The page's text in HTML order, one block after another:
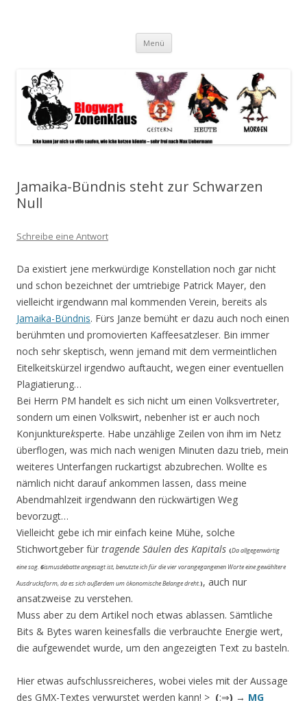
spiegeln im wesentlichen den Gesundheitszustand dieser unserer
Menü Zum
springen
Jamaika-Bündnis steht zur Schwarzen
Null
Schreibe eine Antwort
Da existiert jene merkwürdige Konstellation noch gar nicht
und schon bezeichnet der umtriebige Patrick Mayer, den
vielleicht irgendwann mal kommenden Verein, bereits als
Jamaika-Bündnis. Fürs Janze bemüht er dazu auch noch einen
berühmten und promovierten Kaffeesatzleser. Bin immer
noch sehr skeptisch, wenn jemand mit dem vermeintlichen
Eitelkeitskürzel irgendwo auftaucht, wegen einer eventuellen
Plagiatierung…
Bei Herrn PM handelt es sich nicht um einen Volksvertreter,
sondern um einen Volkswirt, nebenher ist er auch noch
Konjunktureksperte. Habe unzählige Zeilen von ihm im Netz
überflogen, was mich nach wenigen Minuten dazu trieb, mein
weiteres Unterfangen ruckartigst abzubrechen. Wollte es
nämlich nicht darauf ankommen lassen, dass meine
Abendmahlzeit irgendwann den rückwärtigen Weg
bevorzugt…
Vielleicht gebe ich mir einfach keine Mühe, solche
Stichwortgeber für tragende Säulen des Kapitals (Da allgegenwärtig
eine sog. 6ismusdebatte angesagt ist, benutzte ich für die vier vorangegangenen Worte eine gewähltere
Ausdrucksform, da es sich außerdem um ökonomische Belange dreht.), auch nur
ansatzweise zu verstehen.
Muss aber zu dem Artikel noch etwas ablassen. Sämtliche
Bits & Bytes waren keinesfalls die verbrauchte Energie wert,
die aufgewendet wurde, um den angezeigten Text zu basteln.
Hier etwas aufschlussreicheres, wobei vieles mit der Aussage
des GMX-Textes verwurstet werden kann! > (:⇒) → MG